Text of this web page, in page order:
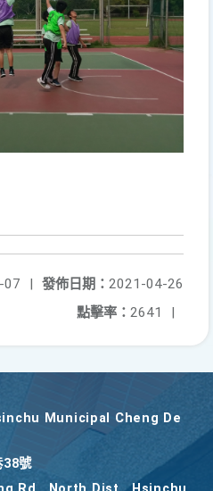
發佈日期： 2021-04-26
07
|
點擊率： 2641 |
Municipal Cheng De
38號